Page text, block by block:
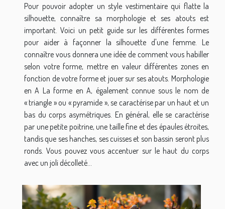
Pour pouvoir adopter un style vestimentaire qui flatte la
silhouette, connaître sa morphologie et ses atouts est
important. Voici un petit guide sur les différentes formes
pour aider à façonner la silhouette d'une femme. Le
connaître vous donnera une idée de comment vous habiller
selon votre forme, mettre en valeur différentes zones en
fonction de votre forme et jouer sur ses atouts. Morphologie
en A La forme en A, également connue sous le nom de
« triangle » ou « pyramide », se caractérise par un haut et un
bas du corps asymétriques. En général, elle se caractérise
par une petite poitrine, une taille fine et des épaules étroites,
tandis que ses hanches, ses cuisses et son bassin seront plus
ronds. Vous pouvez vous accentuer sur le haut du corps
avec un joli décolleté...